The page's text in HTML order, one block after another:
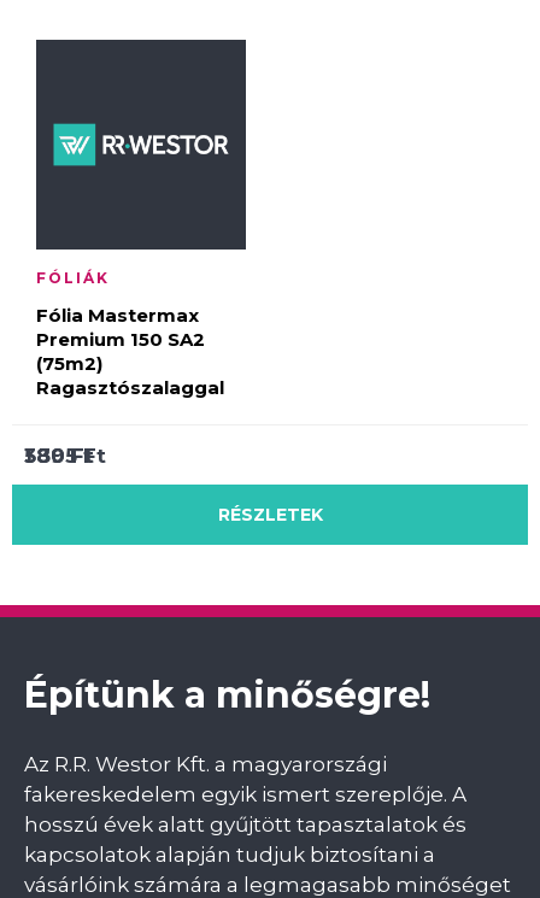
380Ft
RÉSZLETEK
1 305Ft
RÉSZLETEK
FÓLIÁK
Fólia Mastermax
Premium 150 SA2
(75m2)
Ragasztószalaggal
589Ft
RÉSZLETEK
Építünk a minőségre!
Az R.R. Westor Kft. a magyarországi
fakereskedelem egyik ismert szereplője. A
hosszú évek alatt gyűjtött tapasztalatok és
kapcsolatok alapján tudjuk biztosítani a
vásárlóink számára a legmagasabb minőséget